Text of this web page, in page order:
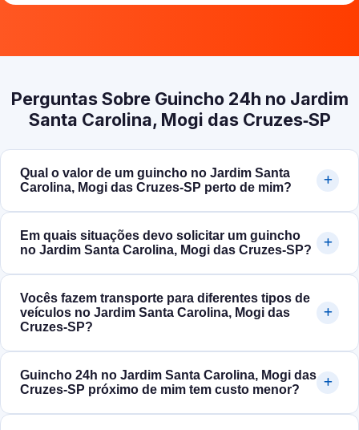
Perguntas Sobre Guincho 24h no Jardim
Santa Carolina, Mogi das Cruzes‑SP
Qual o valor de um guincho no Jardim Santa
Carolina, Mogi das Cruzes‑SP perto de mim?
Em quais situações devo solicitar um guincho
no Jardim Santa Carolina, Mogi das Cruzes‑SP?
Vocês fazem transporte para diferentes tipos de
veículos no Jardim Santa Carolina, Mogi das
Cruzes‑SP?
Guincho 24h no Jardim Santa Carolina, Mogi das
Cruzes‑SP próximo de mim tem custo menor?